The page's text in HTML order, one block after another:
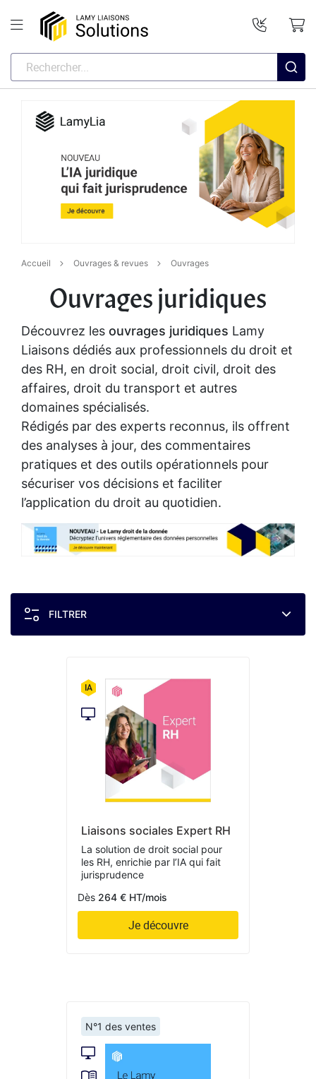
Accueil Ouvrages & revues Ouvrages
Ouvrages juridiques
Découvrez les ouvrages juridiques Lamy
Liaisons dédiés aux professionnels du droit et
des RH, en droit social, droit civil, droit des
affaires, droit du transport et autres
domaines spécialisés.
Rédigés par des experts reconnus, ils offrent
des analyses à jour, des commentaires
pratiques et des outils opérationnels pour
sécuriser vos décisions et faciliter
l’application du droit au quotidien.
FILTRER
Liaisons sociales Expert RH
La solution de droit social pour
les RH, enrichie par l’IA qui fait
jurisprudence
Dès 264 € HT/mois
Je découvre
N°1 des ventes